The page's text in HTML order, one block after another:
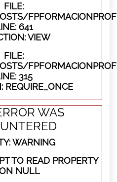
FILE:
641
VIEW
FILE:
315
REQUIRE_ONCE
WAS
WARNING
TO READ PROPERTY
NULL